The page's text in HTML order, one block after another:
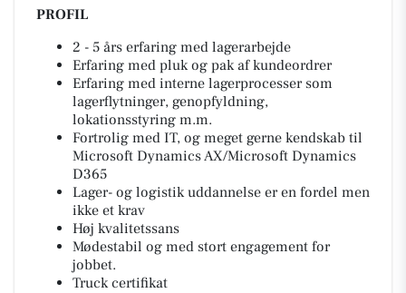
PROFIL
2 - 5 års erfaring med lagerarbejde
Erfaring med pluk og pak af kundeordrer
Erfaring med interne lagerprocesser som
lagerflytninger, genopfyldning,
lokationsstyring m.m.
Fortrolig med IT, og meget gerne kendskab til
Microsoft Dynamics AX/Microsoft Dynamics
D365
Lager- og logistik uddannelse er en fordel men
ikke et krav
Høj kvalitetssans
Mødestabil og med stort engagement for
jobbet.
Truck certifikat